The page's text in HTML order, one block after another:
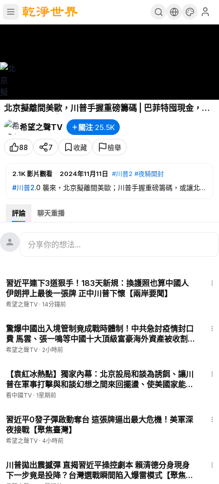
北京擬離間美歐，川普手握重磅籌碼 | 巴菲特囤現金，這
次有了新理由 | 夜騎開封，似「公車上書」重現?【財經漫
談】希望之聲TV 關注·25.5K
88 7 收藏 檢舉
2.1K影片觀看 · 2024年11月11日 #川普2 #夜騎開封
#川普2.0 襲來，北京擬離間美歐；川普手握重磅籌碼，或讓北京
次有了新理由；數萬青年
利波特大陸重映，誰是伏地魔？
主要內容：
00:54
07:38 巴菲特囤現金，這次有了新理由
11:40 數萬青年夜騎開封，似清末「公車上書」重現
14:02 哈利波特大陸重映票房超2億，誰才是伏地魔？
希望之聲tv「財經漫談」節目為您帶來全球熱點經濟話題、中共
政治與經濟政策、國際地緣政治的最新解讀，幫助您瞭解全球主
要經濟體的市場變化和動向。
乾淨 ►https://www.ganjingworld.com/s/XYXbq4nWmb
推特 ►https://twitter.com/CAIJING_TV
臉書 ► https://www.facebook.com/CaijingTV
💟捐助我們 ►https://donorbox.org/soh-tv
🌻🎈尊敬的觀眾朋友，請留下您的電子郵件，以便有需要之時我
們於聯繫您： https://landing.mailerlite.com/webforms/landing/
🚗捐車網址 ►https://donatecarsoh.org☎️捐車熱線：855-
578-0088
評論 聊天重播
習近平連下3道狠手！183天新規：換護照也算中國人
伊朗押上最後一張牌 正中川普下懷【兩岸要聞】
希望之聲TV · 14分鐘前
驚爆中國出入境管制竟成戰時體制！中共急討疫情封口
費 馬雲、張一鳴等中國十大頂級富豪海外資產被收割
【新聞速遞】
希望之聲TV · 2小時前
【袁紅冰熱點】獨家內幕：北京設局和談為誘餌、讓川
普在軍事打擊與和談幻想之間來回擺盪、使美國家能量
長期陷伊久拖不絕…中共當下對伊革命衛隊和胡塞武
看中國TV · 1星期前
習近平0發子彈啟動奪台 這張牌逼出最大危機！美軍深
夜接戰【聚焦臺灣】
希望之聲TV · 4小時前
川普拋出震撼彈 直揭習近平操控劇本 賴清德分身現身
下一步竟是投降？台灣選戰瞬間陷入爆雷模式【聚焦臺